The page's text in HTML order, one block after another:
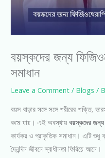
বয়স্কদের জন্য
সমাধান
Leave a Comment / Blogs /
বয়স বাড়ার সঙ্গে সঙ্গে শরীরের শক্তি,
কমে যায়। এই অবস্থায়বয়স্কদের জন্য
কার্যকর ও প্রাকৃতিক সমাধান। এটি শুধু
দৈনন্দিন জীবনে স্বাধীনতা ফিরিয়ে আনে।